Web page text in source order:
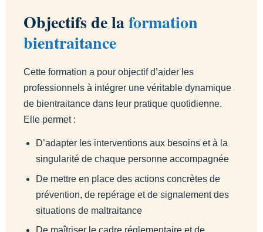
Objectifs de laformation
bientraitance
Cette formation a pour objectif d’aider les
professionnels à intégrer une véritable dynamique
de bientraitance dans leur pratique quotidienne.
Elle permet :
D’adapter les interventions aux besoins et à la
singularité de chaque personne accompagnée
De mettre en place des actions concrètes de
prévention, de repérage et de signalement des
situations de maltraitance
De maîtriser le cadre réglementaire et de